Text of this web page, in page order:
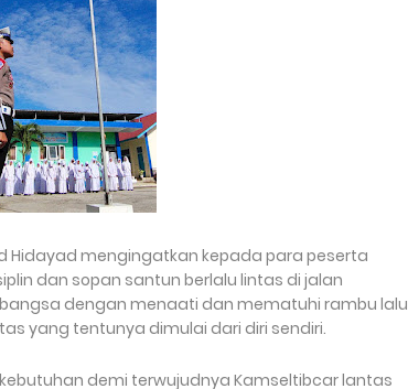
Hidayad mengingatkan kepada para peserta
dan sopan santun berlalu lintas di jalan
dengan menaati dan mematuhi rambu lalu
yang tentunya dimulai dari diri sendiri.
demi terwujudnya Kamseltibcar lantas